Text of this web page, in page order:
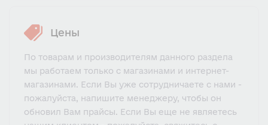
Цены
По товарам и производителям данного раздела
мы работаем только с магазинами и интернет-
магазинами. Если Вы уже сотрудничаете с нами -
пожалуйста, напишите менеджеру, чтобы он
обновил Вам прайсы. Если Вы еще не являетесь